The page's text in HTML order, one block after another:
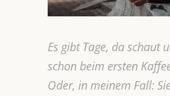
Es gibt Tage, da schaut
schon beim ersten
Oder, in meinem Fall: